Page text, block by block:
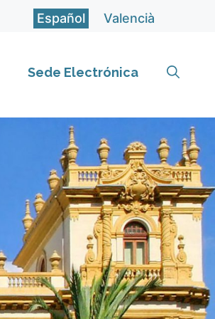
Español Valencià
Sede Electrónica